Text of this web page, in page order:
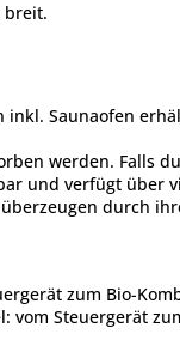
breit.
Saunaofen
werden. Falls
und verfügt über
durch
zum Bio-
Steuergerät